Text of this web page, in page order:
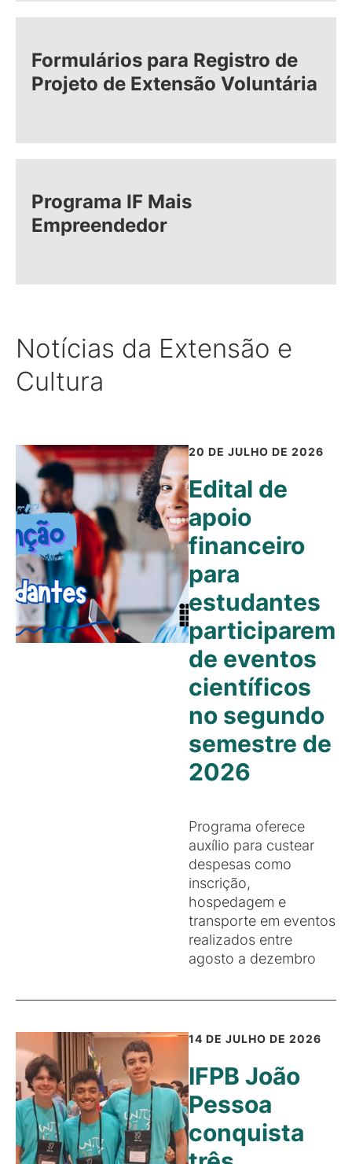
Formulários para Registro de
Projeto de Extensão Voluntária
Programa IF Mais
Empreendedor
Notícias da Extensão e
Cultura
20 DE JULHO DE 2026
Edital de
apoio
financeiro
para
estudantes
participarem
de eventos
científicos
no segundo
semestre de
2026
Programa oferece
auxílio para custear
despesas como
inscrição,
hospedagem e
transporte em eventos
realizados entre
agosto a dezembro
14 DE JULHO DE 2026
IFPB João
Pessoa
conquista